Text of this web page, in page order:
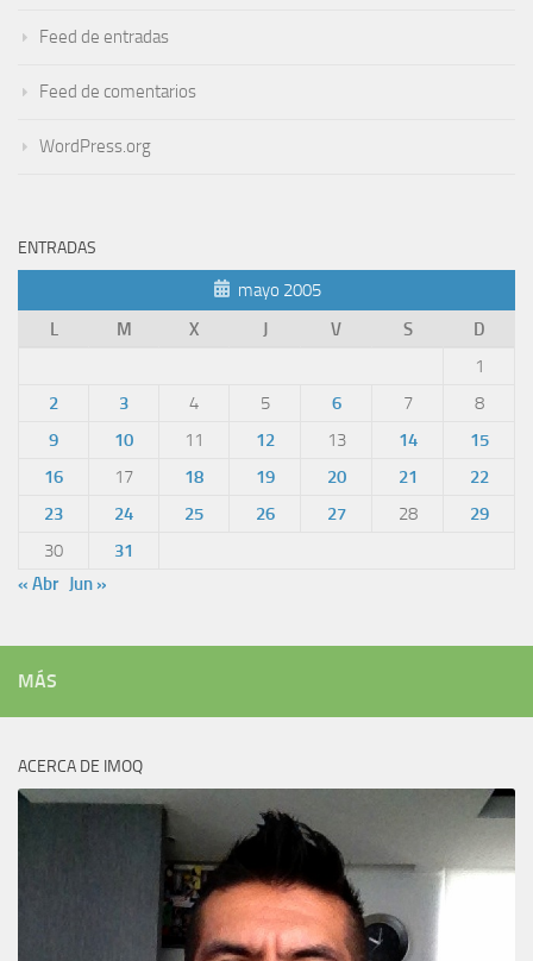
Feed de entradas
Feed de comentarios
WordPress.org
ENTRADAS
mayo 2005
L
M X J V S
D
1
2
3 4 5 6 7
8
9
10 11 12 13 14
15
16
17 18 19 20 21
22
23
24 25 26 27 28
29
30
31
« Abr Jun »
MÁS
ACERCA DE IMOQ